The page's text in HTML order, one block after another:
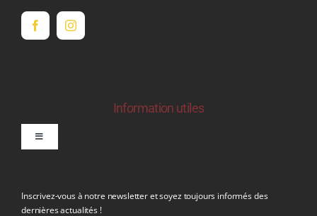
Information utiles
Toggle
Inscrivez-vous à notre newsletter et soyez toujours informés des
dernières actualités !